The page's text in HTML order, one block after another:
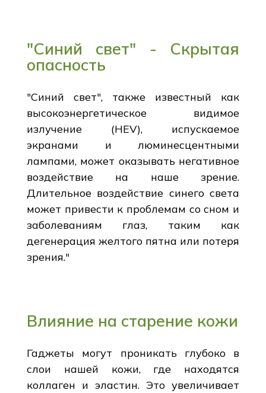
"Синий свет" - Скрытая
опасность
"Синий свет", также известный как
высокоэнергетическое видимое
излучение (HEV), испускаемое
экранами и люминесцентными
лампами, может оказывать негативное
воздействие на наше зрение.
Длительное воздействие синего света
может привести к проблемам со сном и
заболеваниям глаз, таким как
дегенерация желтого пятна или потеря
зрения."
Влияние на старение кожи
Гаджеты могут проникать глубоко в
слои нашей кожи, где находятся
коллаген и эластин. Это увеличивает